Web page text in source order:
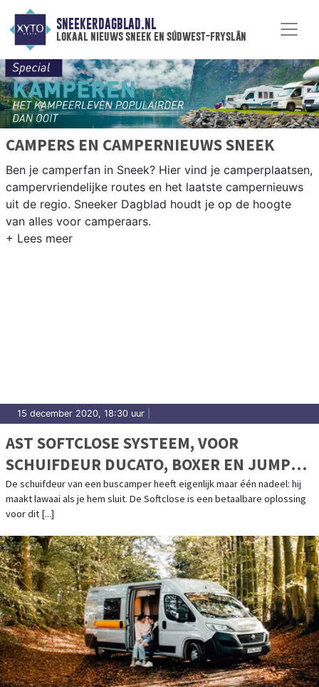
SNEEKERDAGBLAD.NL
lokaal nieuws sneek en súdwest-fryslân
CAMPERS EN CAMPERNIEUWS SNEEK
Ben je camperfan in Sneek? Hier vind je camperplaatsen,
campervriendelijke routes en het laatste campernieuws
uit de regio. Sneeker Dagblad houdt je op de hoogte
van alles voor camperaars.
15 december 2020, 18:30 uur
AST SOFTCLOSE SYSTEEM, VOOR
SCHUIFDEUR DUCATO, BOXER EN JUMPER
>2006
De schuifdeur van een buscamper heeft eigenlijk maar één nadeel: hij
maakt lawaai als je hem sluit. De Softclose is een betaalbare oplossing
voor dit [...]